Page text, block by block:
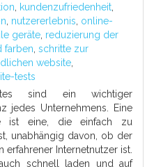
kundenzufriedenheit
nutzererlebnis online-
geräte reduzierung der
farben schritte zur
website
tests
sind ein wichtiger
jedes Unternehmens. Eine
ist eine, die einfach zu
unabhängig davon, ob der
erfahrener Internetnutzer ist.
schnell laden und auf